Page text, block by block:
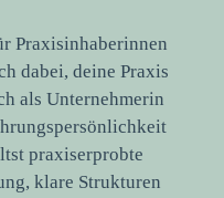
Praxisinhaberinnen
dabei, deine Praxis
als Unternehmerin
praxiserprobte
klare Strukturen